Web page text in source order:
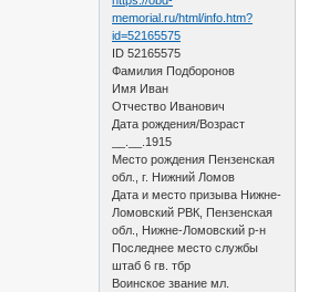
memorial.ru/html/info.htm?
id=52165575
ID 52165575
Фамилия Подборонов
Имя Иван
Отчество Иванович
Дата рождения/Возраст
__.__.1915
Место рождения Пензенская
обл., г. Нижний Ломов
Дата и место призыва Нижне-
Ломовский РВК, Пензенская
обл., Нижне-Ломовский р-н
Последнее место службы
штаб 6 гв. тбр
Воинское звание мл.